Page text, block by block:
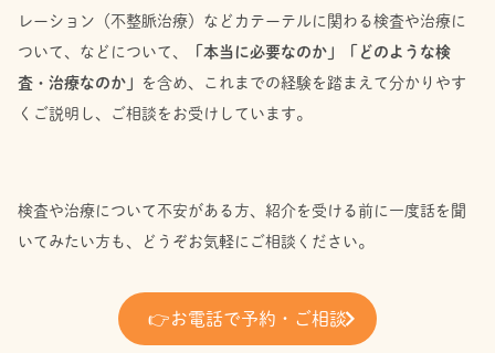
レーション（不整脈治療）などカテーテルに関わる検査や治療に
ついて、などについて、
「本当に必要なのか」「どのような検
査・治療なのか」
を含め、これまでの経験を踏まえて分かりやす
くご説明し、ご相談をお受けしています。
検査や治療について不安がある方、紹介を受ける前に一度話を聞
いてみたい方も、どうぞお気軽にご相談ください。
👉お電話で予約・ご相談